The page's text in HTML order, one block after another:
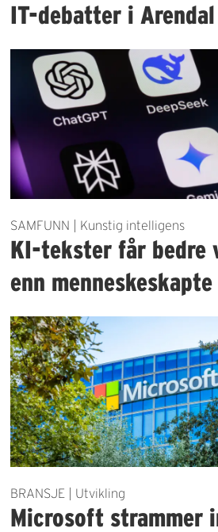
IT-debatter i Arendal
SAMFUNN | Kunstig intelligens
KI-tekster får bedre
enn menneskeskapte
BRANSJE | Utvikling
Microsoft strammer